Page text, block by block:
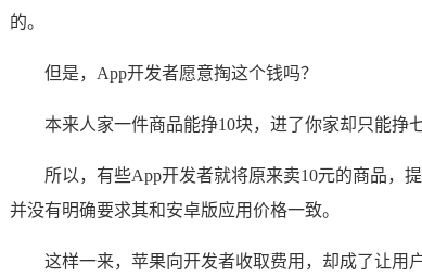
的。
但是，App开发者愿意掏这个钱吗？
本来人家一件商品能挣10块，进了你家却只能挣
所以，有些App开发者就将原来卖10元的商品，
并没有明确要求其和安卓版应用价格一致。
这样一来，苹果向开发者收取费用，却成了让用